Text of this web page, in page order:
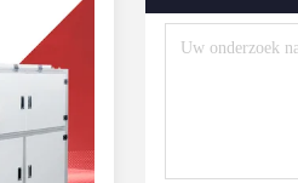
Machine(1)